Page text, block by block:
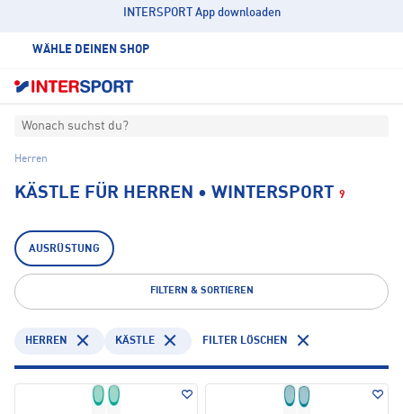
INTERSPORT App downloaden
WÄHLE DEINEN SHOP
Wonach suchst du?
Herren
KÄSTLE FÜR HERREN • WINTERSPORT 9
AUSRÜSTUNG
FILTERN & SORTIEREN
HERREN KÄSTLE FILTER LÖSCHEN